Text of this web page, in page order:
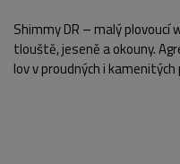
Shimmy DR – malý plovoucí
tlouště, jeseně a okouny.
lov v proudných i kamenitých